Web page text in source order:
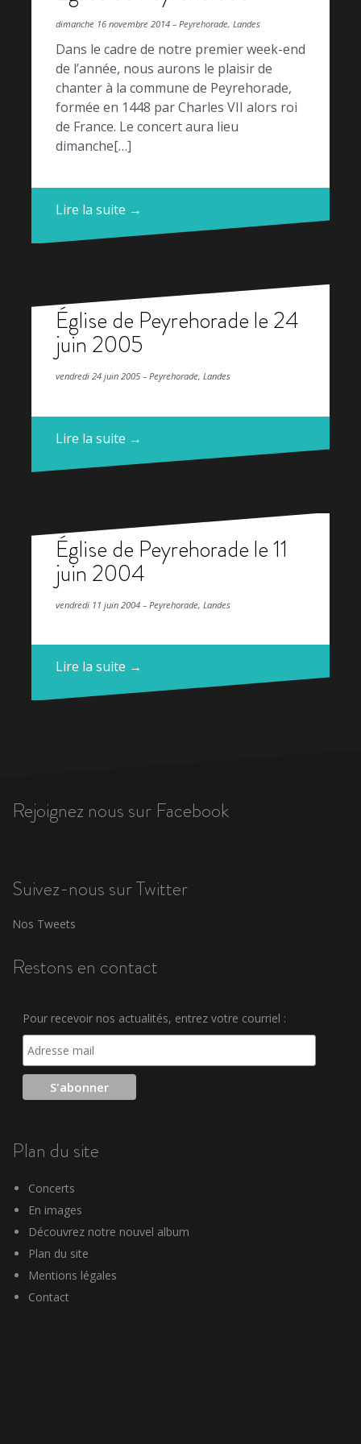
dimanche 16 novembre 2014 – Peyrehorade, Landes
Dans le cadre de notre premier week-end
de l’année, nous aurons le plaisir de
chanter à la commune de Peyrehorade,
formée en 1448 par Charles VII alors roi
de France. Le concert aura lieu
dimanche[…]
Lire la suite →
Église de Peyrehorade le 24
juin 2005
vendredi 24 juin 2005 – Peyrehorade, Landes
Lire la suite →
Église de Peyrehorade le 11
juin 2004
vendredi 11 juin 2004 – Peyrehorade, Landes
Lire la suite →
Rejoignez nous sur Facebook
Suivez-nous sur Twitter
Nos Tweets
Restons en contact
Pour recevoir nos actualités, entrez votre courriel :
Plan du site
Concerts
En images
Découvrez notre nouvel album
Plan du site
Mentions légales
Contact